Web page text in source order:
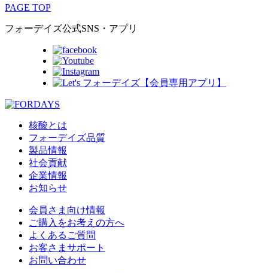
PAGE TOP
フォーデイズ公式SNS・アプリ
核酸とは
フォーデイズ品質
製品情報
社会貢献
企業情報
お知らせ
会員さま向け情報
ご購入をお考えの方へ
よくあるご質問
お客さまサポート
お問い合わせ